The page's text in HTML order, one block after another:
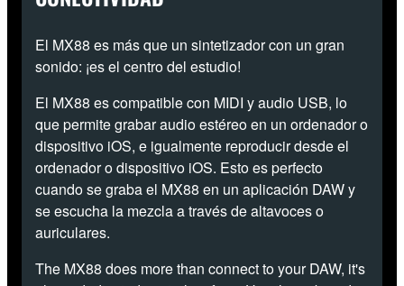
El MX88 es más que un sintetizador con un gran
sonido: ¡es el centro del estudio!
El MX88 es compatible con MIDI y audio USB, lo
que permite grabar audio estéreo en un ordenador o
dispositivo iOS, e igualmente reproducir desde el
ordenador o dispositivo iOS. Esto es perfecto
cuando se graba el MX88 en un aplicación DAW y
se escucha la mezcla a través de altavoces o
auriculares.
The MX88 does more than connect to your DAW, it's